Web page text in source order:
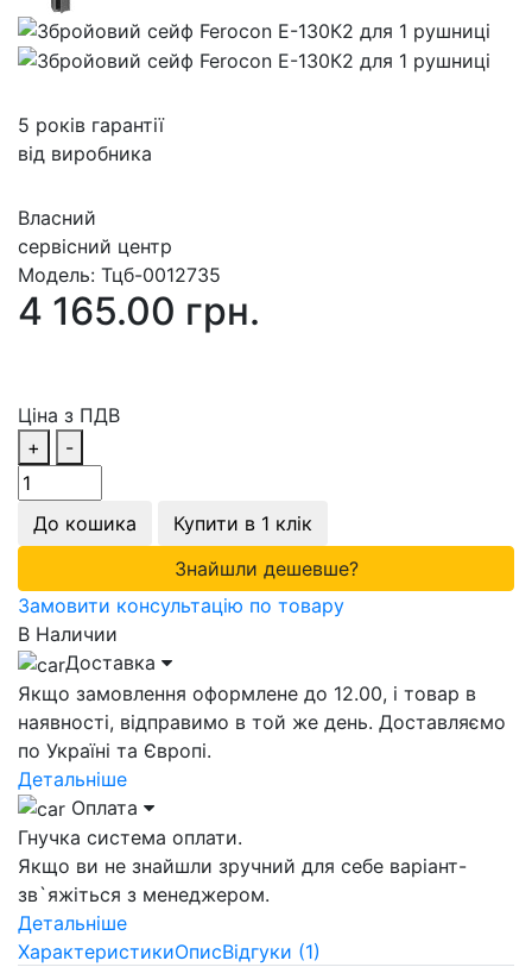
5 років гарантії
від виробника
Власний
сервісний центр
Модель: Тцб-0012735
4 165.00 грн.
Ціна з ПДВ
+
-
До кошика
Купити в 1 клік
Знайшли дешевше?
Замовити консультацію по товару
В Наличии
Доставка
Якщо замовлення оформлене до 12.00, і товар в
наявності, відправимо в той же день. Доставляємо
по Україні та Європі.
Детальніше
Оплата
Гнучка система оплати.
Якщо ви не знайшли зручний для себе варіант-
зв`яжіться з менеджером.
Детальніше
ХарактеристикиОписВідгуки (1)